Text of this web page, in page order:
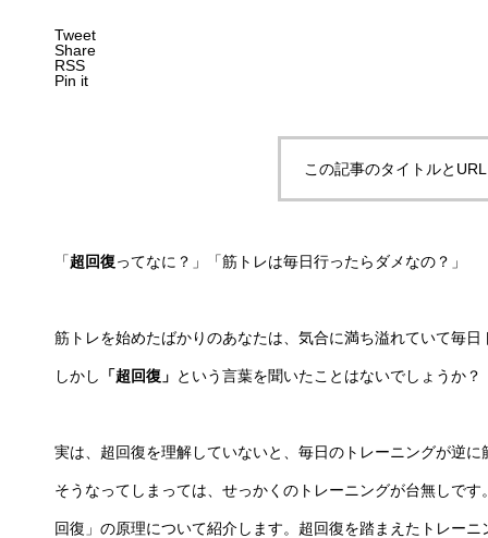
Tweet
Share
RSS
Pin it
この記事のタイトルと
「超回復ってなに？」「筋トレは毎日行ったらダメなの？」
筋トレを始めたばかりのあなたは、気合に満ち溢れていて毎
しかし 「超回復」 という言葉を聞いたことはないでしょうか？
実は、超回復を理解していないと、毎日のトレーニングが逆
そうなってしまっては、せっかくのトレーニングが台無しで
回復」の原理について紹介します。超回復を踏まえたトレー